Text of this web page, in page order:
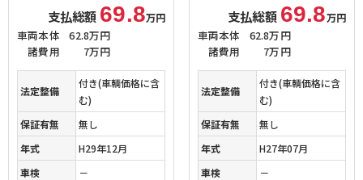
支払総額 69.8万円
車両本体
62.8万円
諸費用
7万円
法定整備
付き(車輌価格に含
む)
保証有無
無し
年式
H29年12月
車検
－
支払総額 69.8万円
車両本体
62.8万円
諸費用
7万円
法定整備
付き(車輌価格に含
む)
保証有無
無し
年式
H27年07月
車検
－